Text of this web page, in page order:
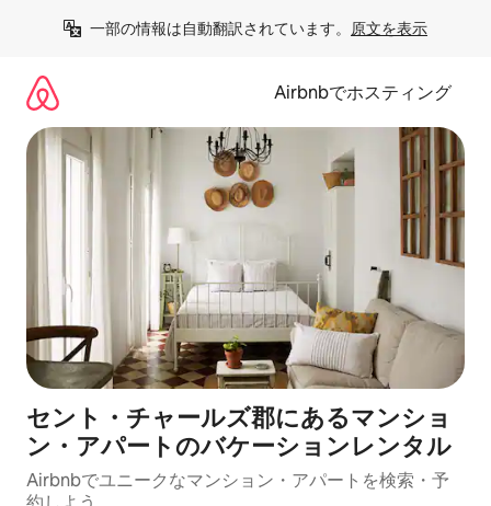
一部の情報は自動翻訳されています。 原文を表示
Airbnbでホスティング
セント・チャールズ郡にあるマンショ
ン・アパートのバケーションレンタル
Airbnbでユニークなマンション・アパートを検索・予